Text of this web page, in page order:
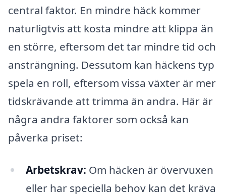
central faktor. En mindre häck kommer
naturligtvis att kosta mindre att klippa än
en större, eftersom det tar mindre tid och
ansträngning. Dessutom kan häckens typ
spela en roll, eftersom vissa växter är mer
tidskrävande att trimma än andra. Här är
några andra faktorer som också kan
påverka priset:
Arbetskrav: Om häcken är övervuxen
eller har speciella behov kan det kräva